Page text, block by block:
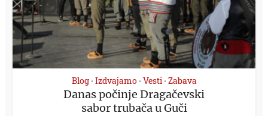
Blog • Izdvajamo • Vesti • Zabava
Danas počinje Dragačevski
sabor trubača u Guči